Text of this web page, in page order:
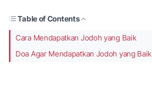
Table of Contents
Cara Mendapatkan Jodoh yang Baik
Doa Agar Mendapatkan Jodoh yang Baik